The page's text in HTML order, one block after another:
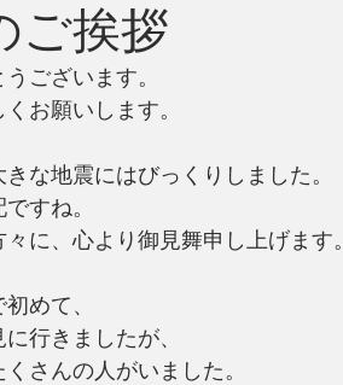
ご挨拶
ございます。
お願いします。
な地震にはびっくりしました。
すね。
に、心より御見舞申し上げます。
めて、
行きましたが、
さんの人がいました。